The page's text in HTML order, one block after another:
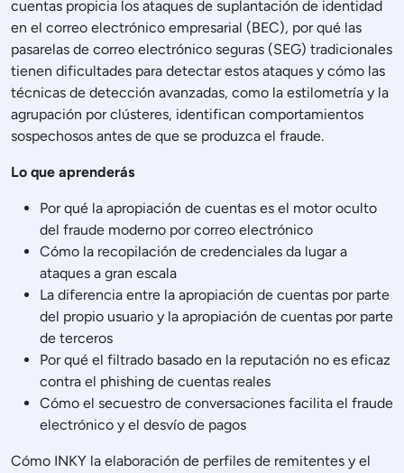
cuentas propicia los ataques de suplantación de identidad
en el correo electrónico empresarial (BEC), por qué las
pasarelas de correo electrónico seguras (SEG) tradicionales
tienen dificultades para detectar estos ataques y cómo las
técnicas de detección avanzadas, como la estilometría y la
agrupación por clústeres, identifican comportamientos
sospechosos antes de que se produzca el fraude.
Lo que aprenderás
Por qué la apropiación de cuentas es el motor oculto
del fraude moderno por correo electrónico
Cómo la recopilación de credenciales da lugar a
ataques a gran escala
La diferencia entre la apropiación de cuentas por parte
del propio usuario y la apropiación de cuentas por parte
de terceros
Por qué el filtrado basado en la reputación no es eficaz
contra el phishing de cuentas reales
Cómo el secuestro de conversaciones facilita el fraude
electrónico y el desvío de pagos
Cómo INKY la elaboración de perfiles de remitentes y el